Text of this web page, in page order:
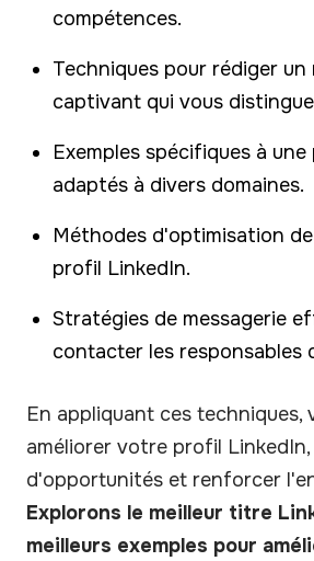
compétences.
Techniques pour rédiger un
captivant qui vous
Exemples spécifiques à
adaptés à divers domaines.
Méthodes d'optimisation
profil LinkedIn.
Stratégies de messagerie
contacter les responsables
En appliquant ces techniques,
améliorer votre profil
d'opportunités et renforcer
Explorons le meilleur titre
meilleurs exemples pour